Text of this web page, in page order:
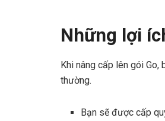
Những lợi
Khi nâng cấp lên gói Go,
thường.
Bạn sẽ được cấp